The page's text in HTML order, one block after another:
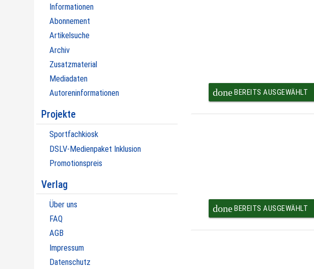
Informationen
Abonnement
Artikelsuche
Archiv
Zusatzmaterial
Mediadaten
Autoreninformationen
Projekte
Sportfachkiosk
DSLV-Medienpaket Inklusion
Promotionspreis
Verlag
Über uns
FAQ
AGB
Impressum
Datenschutz
doneBEREITS AUSGEWÄHLT
doneBEREITS AUSGEWÄHLT